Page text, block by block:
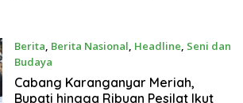
Berita, Berita Nasional, Headline, Seni dan
Budaya
25 Juli 2022
Cabang Karanganyar Meriah,
Bupati hingga Ribuan Pesilat Ikut